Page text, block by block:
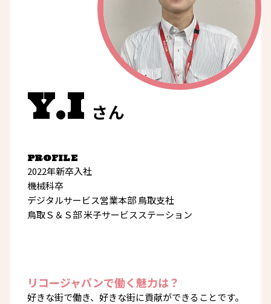
Y.Iさん
PROFILE
2022年新卒入社
機械科卒
デジタルサービス営業本部 鳥取支社
鳥取Ｓ＆Ｓ部 米子サービスステーション
リコージャパンで働く魅力は？
好きな街で働き、好きな街に貢献ができることです。